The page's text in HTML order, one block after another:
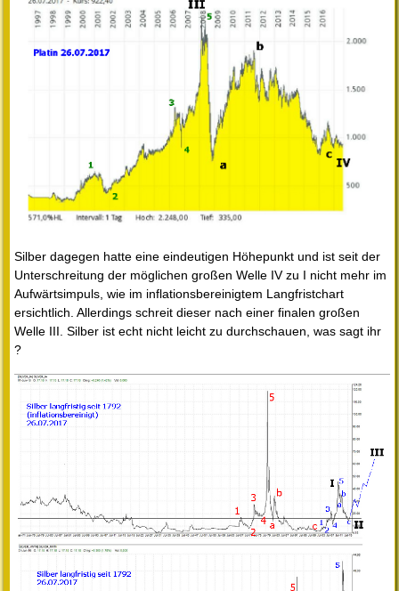
Silber dagegen hatte eine eindeutigen Höhepunkt und ist seit der
Unterschreitung der möglichen großen Welle IV zu I nicht mehr im
Aufwärtsimpuls, wie im inflationsbereinigtem Langfristchart
ersichtlich. Allerdings schreit dieser nach einer finalen großen
Welle III. Silber ist echt nicht leicht zu durchschauen, was sagt ihr
?